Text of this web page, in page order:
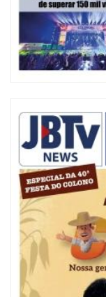
Saúde de BC abre
Vigilância Sanitária
PENHA